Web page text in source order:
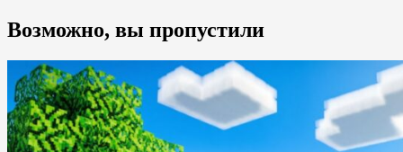
Возможно, вы пропустили